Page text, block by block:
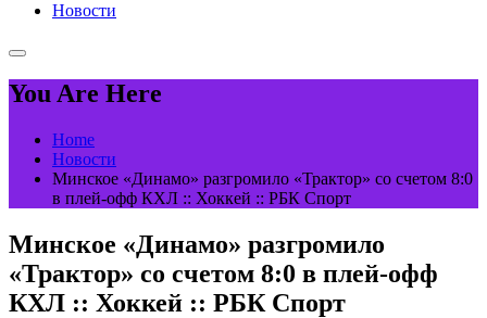
Новости
You Are Here
Home
Новости
Минское «Динамо» разгромило «Трактор» со счетом 8:0
в плей-офф КХЛ :: Хоккей :: РБК Спорт
Минское «Динамо» разгромило
«Трактор» со счетом 8:0 в плей-офф
КХЛ :: Хоккей :: РБК Спорт